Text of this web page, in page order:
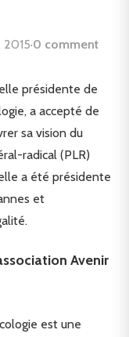
2015·0 comment
présidente de
a accepté de
sa vision du
radical (PLR)
a été présidente
et
Avenir
est une